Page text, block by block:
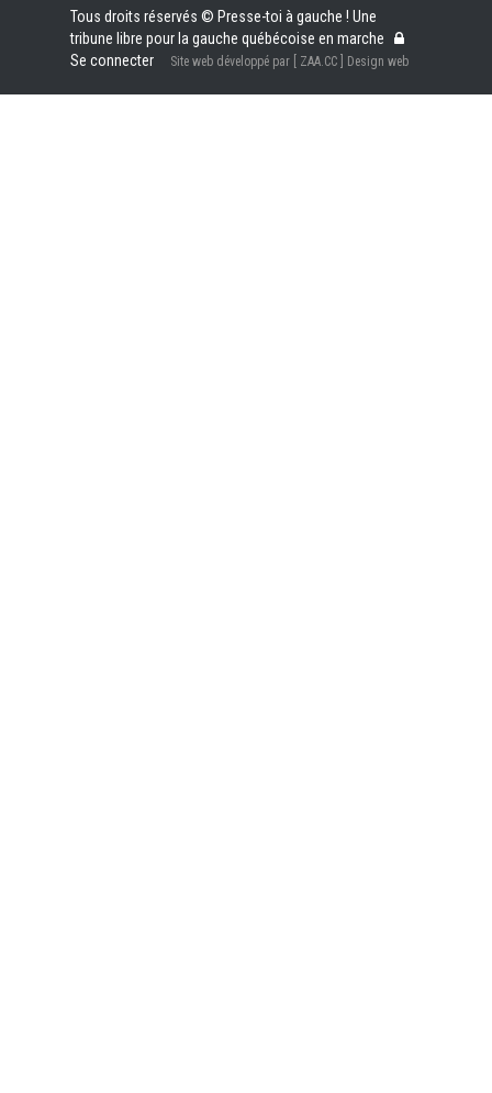
Tous droits réservés © Presse-toi à gauche ! Une
tribune libre pour la gauche québécoise en marche
Se connecter
Site web développé par [ ZAA.CC ] Design web